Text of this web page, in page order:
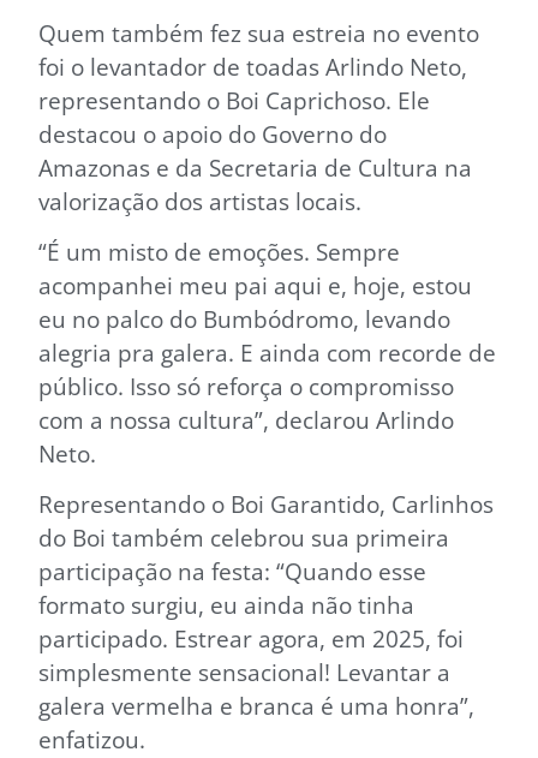
Quem também fez sua estreia no evento
foi o levantador de toadas Arlindo Neto,
representando o Boi Caprichoso. Ele
destacou o apoio do Governo do
Amazonas e da Secretaria de Cultura na
valorização dos artistas locais.
“É um misto de emoções. Sempre
acompanhei meu pai aqui e, hoje, estou
eu no palco do Bumbódromo, levando
alegria pra galera. E ainda com recorde de
público. Isso só reforça o compromisso
com a nossa cultura”, declarou Arlindo
Neto.
Representando o Boi Garantido, Carlinhos
do Boi também celebrou sua primeira
participação na festa: “Quando esse
formato surgiu, eu ainda não tinha
participado. Estrear agora, em 2025, foi
simplesmente sensacional! Levantar a
galera vermelha e branca é uma honra”,
enfatizou.